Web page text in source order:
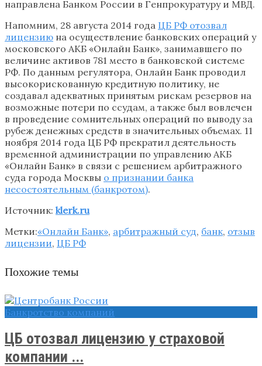
направлена Банком России в Генпрокуратуру и МВД.
Напомним, 28 августа 2014 года ЦБ РФ отозвал
лицензию на осуществление банковских операций у
московского АКБ «Онлайн Банк», занимавшего по
величине активов 781 место в банковской системе
РФ. По данным регулятора, Онлайн Банк проводил
высокорискованную кредитную политику, не
создавал адекватных принятым рискам резервов на
возможные потери по ссудам, а также был вовлечен
в проведение сомнительных операций по выводу за
рубеж денежных средств в значительных объемах. 11
ноября 2014 года ЦБ РФ прекратил деятельность
временной администрации по управлению АКБ
«Онлайн Банк» в связи с решением арбитражного
суда города Москвы о признании банка
несостоятельным (банкротом).
Источник: klerk.ru
Метки:«Онлайн Банк», арбитражный суд, банк, отзыв
лицензии, ЦБ РФ
Похожие темы
Банкротство компаний
ЦБ отозвал лицензию у страховой
компании ...